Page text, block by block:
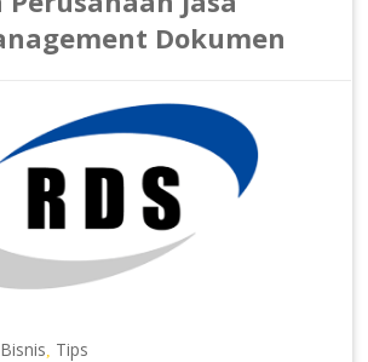
Dokumen
Bisnis Tips